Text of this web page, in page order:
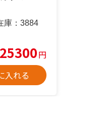
： 3884
25300円
入れる